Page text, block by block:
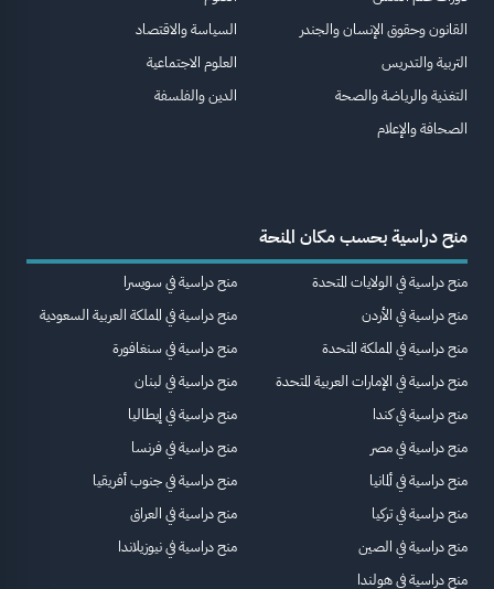
القانون وحقوق الإنسان والجندر
التربية والتدريس
التغذية والرياضة والصحة
الصحافة والإعلام
السياسة والاقتصاد
العلوم الاجتماعية
الدين والفلسفة
منح دراسية بحسب مكان المنحة
منح دراسية في الولايات المتحدة
منح دراسية في الأردن
منح دراسية في المملكة المتحدة
منح دراسية في الإمارات العربية المتحدة
منح دراسية في كندا
منح دراسية في مصر
منح دراسية في ألمانيا
منح دراسية في تركيا
منح دراسية في الصين
منح دراسية في هولندا
منح دراسية في سويسرا
منح دراسية في المملكة العربية السعودية
منح دراسية في سنغافورة
منح دراسية في لبنان
منح دراسية في إيطاليا
منح دراسية في فرنسا
منح دراسية في جنوب أفريقيا
منح دراسية في العراق
منح دراسية في نيوزيلاندا